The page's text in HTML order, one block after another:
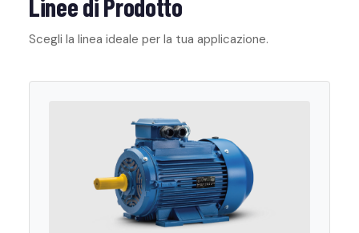
Linee di Prodotto
Scegli la linea ideale per la tua applicazione.